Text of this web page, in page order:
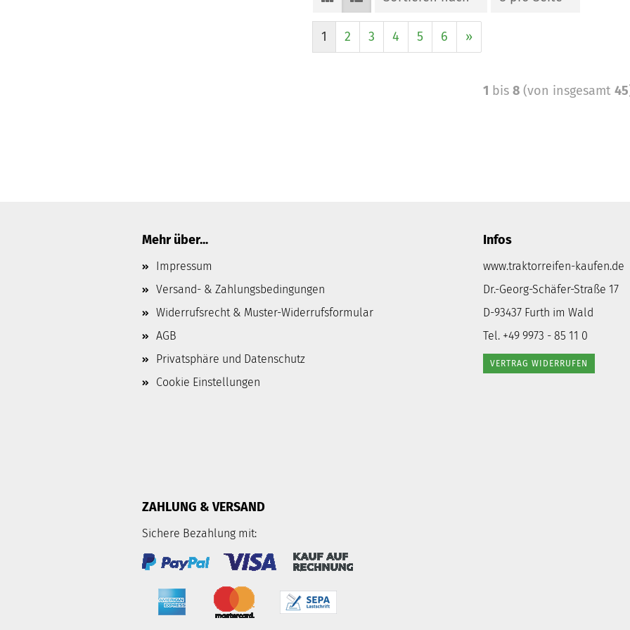
1 2 3 4 5 6 »
1 bis 8(von insgesamt 45
Mehr über...
Impressum
Versand- & Zahlungsbedingungen
Widerrufsrecht & Muster-Widerrufsformular
AGB
Privatsphäre und Datenschutz
Cookie Einstellungen
Infos
www.traktorreifen-kaufen.de
Dr.-Georg-Schäfer-Straße 17
D-93437 Furth im Wald
Tel. +49 9973 - 85 11 0
VERTRAG WIDERRUFEN
ZAHLUNG & VERSAND
Sichere Bezahlung mit: